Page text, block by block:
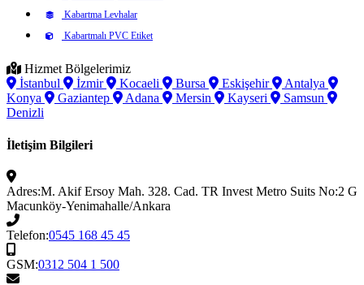
Kabartma Levhalar
Kabartmalı PVC Etiket
Hizmet Bölgelerimiz
İstanbul
İzmir Kocaeli Bursa Eskişehir
Antalya
Konya
Gaziantep Adana Mersin Kayseri
Samsun
Denizli
İletişim Bilgileri
Adres:M. Akif Ersoy Mah. 328. Cad. TR Invest Metro Suits No:2 G
Macunköy-Yenimahalle/Ankara
Telefon:0545 168 45 45
GSM:0312 504 1 500